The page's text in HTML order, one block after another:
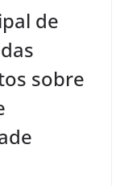
de
sobre